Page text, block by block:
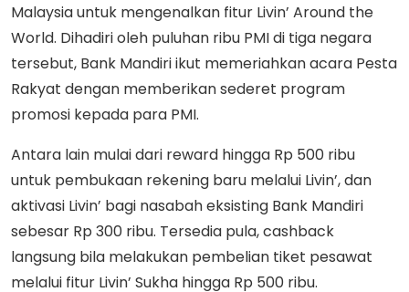
Malaysia untuk mengenalkan fitur Livin’ Around the
World. Dihadiri oleh puluhan ribu PMI di tiga negara
tersebut, Bank Mandiri ikut memeriahkan acara Pesta
Rakyat dengan memberikan sederet program
promosi kepada para PMI.
Antara lain mulai dari reward hingga Rp 500 ribu
untuk pembukaan rekening baru melalui Livin’, dan
aktivasi Livin’ bagi nasabah eksisting Bank Mandiri
sebesar Rp 300 ribu. Tersedia pula, cashback
langsung bila melakukan pembelian tiket pesawat
melalui fitur Livin’ Sukha hingga Rp 500 ribu.